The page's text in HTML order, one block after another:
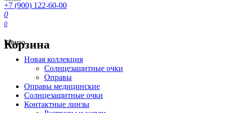
+7 (900) 122-60-00
0
0
Корзина
Меню
Новая коллекция
Солнцезащитные очки
Оправы
Оправы медицинские
Солнцезащитные очки
Контактные линзы